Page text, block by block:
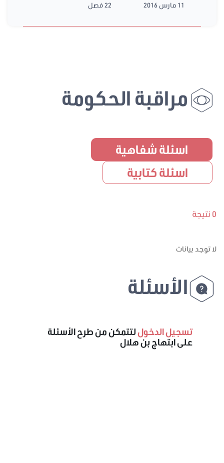
11 مارس 2016
22 فصل
مراقبة الحكومة
اسئلة شفاهية
اسئلة كتابية
0 نتيجة
لا توجد بيانات
الأسئلة
تسجيل الدخوللتتمكن من طرح الأسئلة
على ابتهاج بن هلال